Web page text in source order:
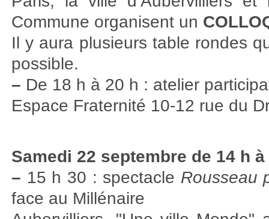
Commune organisent un
Il y aura plusieurs table rondes
possible.
– De 18 h à 20 h : atelier
Espace Fraternité 10-12 rue du
Samedi 22 septembre de 14 h à
– 15 h 30 : spectacle Rousseau
face au Millénaire